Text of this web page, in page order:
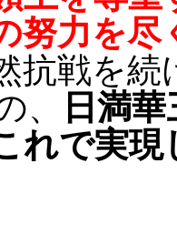
努力を尽
抗戦を
、
日満
れで実